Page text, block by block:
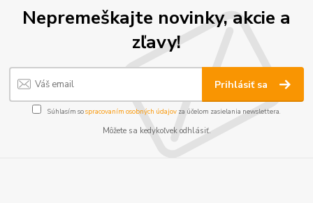
Nepremeškajte novinky, akcie a
zľavy!
Prihlásiť sa
Súhlasím sospracovaním osobných údajov za účelom zasielania newslettera.
Môžete sa kedykoľvek odhlásiť.